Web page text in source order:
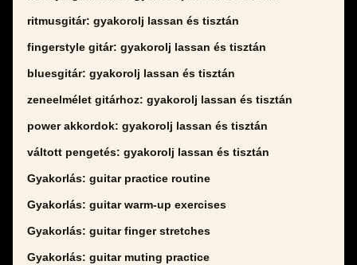
ritmusgitár: gyakorolj lassan és tisztán
fingerstyle gitár: gyakorolj lassan és tisztán
bluesgitár: gyakorolj lassan és tisztán
zeneelmélet gitárhoz: gyakorolj lassan és tisztán
power akkordok: gyakorolj lassan és tisztán
váltott pengetés: gyakorolj lassan és tisztán
Gyakorlás: guitar practice routine
Gyakorlás: guitar warm-up exercises
Gyakorlás: guitar finger stretches
Gyakorlás: guitar muting practice